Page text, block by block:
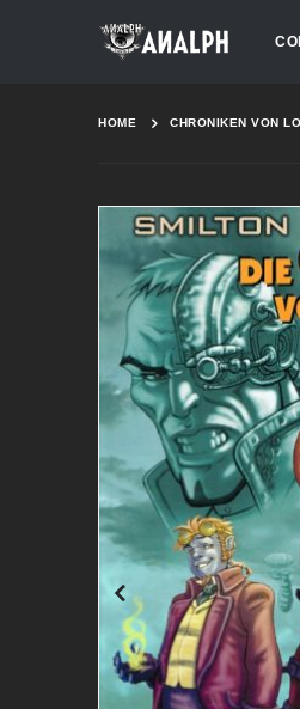
HOME CHRONIKEN VON
to
images